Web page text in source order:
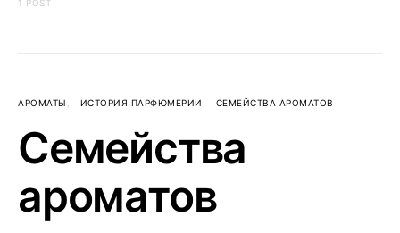
1 POST
АРОМАТЫ ИСТОРИЯ ПАРФЮМЕРИИ СЕМЕЙСТВА АРОМАТОВ
Семейства
ароматов